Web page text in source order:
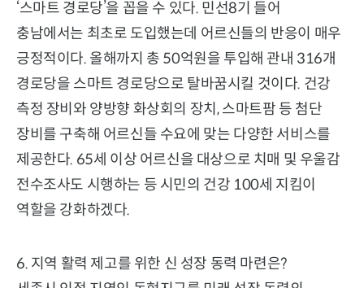
‘스마트 경로당’을 꼽을 수 있다. 민선8기 들어
충남에서는 최초로 도입했는데 어르신들의 반응이 매우
긍정적이다. 올해까지 총 50억원을 투입해 관내 316개
경로당을 스마트 경로당으로 탈바꿈시킬 것이다. 건강
측정 장비와 양방향 화상회의 장치, 스마트팜 등 첨단
장비를 구축해 어르신들 수요에 맞는 다양한 서비스를
제공한다. 65세 이상 어르신을 대상으로 치매 및 우울감
전수조사도 시행하는 등 시민의 건강 100세 지킴이
역할을 강화하겠다.
6. 지역 활력 제고를 위한 신 성장 동력 마련은?